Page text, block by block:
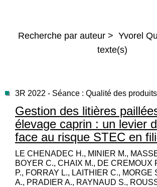
Recherche par auteur > Yvorel
texte(s)
3R 2022 - Séance : Qualité des produits
Gestion des litières
élevage caprin : un levier
face au risque STEC en
LE CHENADEC H., MINIER M.,
BOYER C., CHAIX M., DE CREMOUX
P., FORRAY L., LAITHIER C., MORGE
A., PRADIER A., RAYNAUD S.,